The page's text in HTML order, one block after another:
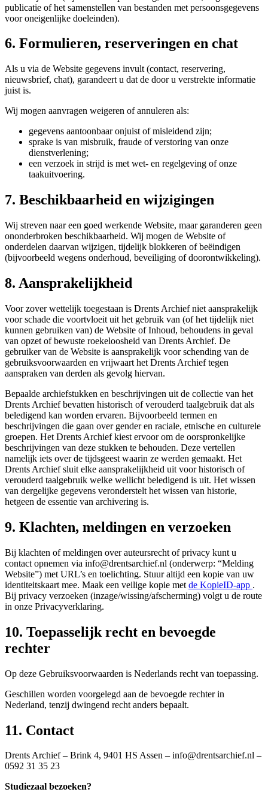
publicatie of het samenstellen van bestanden met persoonsgegevens
voor oneigenlijke doeleinden).
6. Formulieren, reserveringen en chat
Als u via de Website gegevens invult (contact, reservering,
nieuwsbrief, chat), garandeert u dat de door u verstrekte informatie
juist is.
Wij mogen aanvragen weigeren of annuleren als:
gegevens aantoonbaar onjuist of misleidend zijn;
sprake is van misbruik, fraude of verstoring van onze
dienstverlening;
een verzoek in strijd is met wet- en regelgeving of onze
taakuitvoering.
7. Beschikbaarheid en wijzigingen
Wij streven naar een goed werkende Website, maar garanderen geen
ononderbroken beschikbaarheid. Wij mogen de Website of
onderdelen daarvan wijzigen, tijdelijk blokkeren of beëindigen
(bijvoorbeeld wegens onderhoud, beveiliging of doorontwikkeling).
8. Aansprakelijkheid
Voor zover wettelijk toegestaan is Drents Archief niet aansprakelijk
voor schade die voortvloeit uit het gebruik van (of het tijdelijk niet
kunnen gebruiken van) de Website of Inhoud, behoudens in geval
van opzet of bewuste roekeloosheid van Drents Archief. De
gebruiker van de Website is aansprakelijk voor schending van de
gebruiksvoorwaarden en vrijwaart het Drents Archief tegen
aanspraken van derden als gevolg hiervan.
Bepaalde archiefstukken en beschrijvingen uit de collectie van het
Drents Archief bevatten historisch of verouderd taalgebruik dat als
beledigend kan worden ervaren. Bijvoorbeeld termen en
beschrijvingen die gaan over gender en raciale, etnische en culturele
groepen. Het Drents Archief kiest ervoor om de oorspronkelijke
beschrijvingen van deze stukken te behouden. Deze vertellen
namelijk iets over de tijdsgeest waarin ze werden gemaakt. Het
Drents Archief sluit elke aansprakelijkheid uit voor historisch of
verouderd taalgebruik welke wellicht beledigend is uit. Het wissen
van dergelijke gegevens veronderstelt het wissen van historie,
hetgeen de essentie van archivering is.
9. Klachten, meldingen en verzoeken
Bij klachten of meldingen over auteursrecht of privacy kunt u
contact opnemen via info@drentsarchief.nl (onderwerp: “Melding
Website”) met URL’s en toelichting. Stuur altijd een kopie van uw
identiteitskaart mee. Maak een veilige kopie met de KopieID-app .
Bij privacy verzoeken (inzage/wissing/afscherming) volgt u de route
in onze Privacyverklaring.
10. Toepasselijk recht en bevoegde
rechter
Op deze Gebruiksvoorwaarden is Nederlands recht van toepassing.
Geschillen worden voorgelegd aan de bevoegde rechter in
Nederland, tenzij dwingend recht anders bepaalt.
11. Contact
Drents Archief – Brink 4, 9401 HS Assen – info@drentsarchief.nl –
0592 31 35 23
Studiezaal bezoeken?